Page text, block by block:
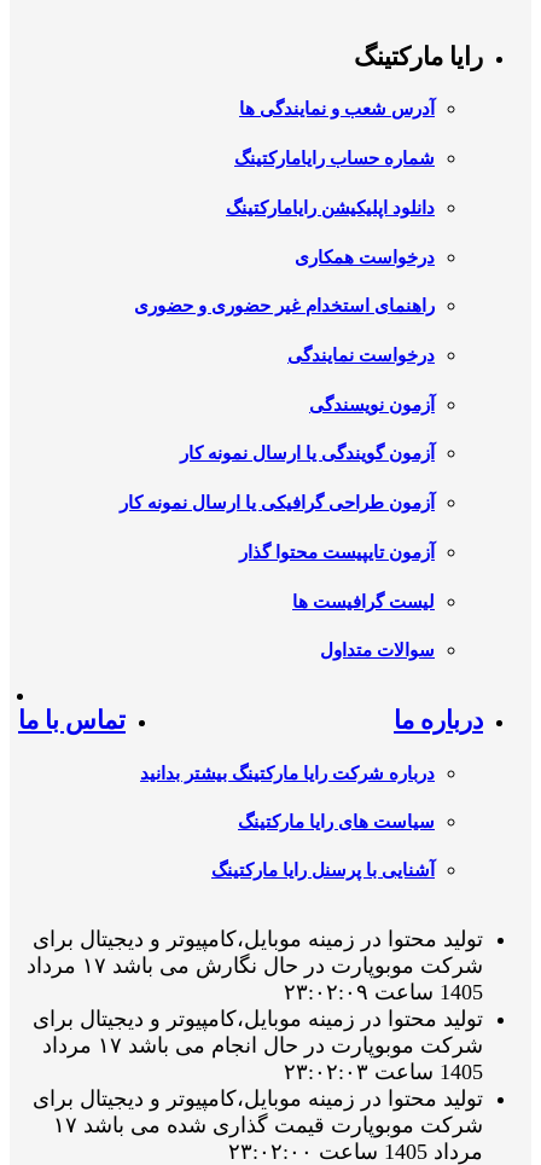
رایا مارکتینگ
آدرس شعب و نمایندگی ها
شماره حساب رایامارکتینگ
دانلود اپلیکیشن رایامارکتینگ
درخواست همکاری
راهنمای استخدام غیر حضوری و حضوری
درخواست نمایندگی
آزمون نویسندگی
آزمون گویندگی یا ارسال نمونه کار
آزمون طراحی گرافیکی یا ارسال نمونه کار
آزمون تایپیست محتوا گذار
لیست گرافیست ها
سوالات متداول
درباره ما
درباره شرکت رایا مارکتینگ بیشتر بدانید
سیاست های رایا مارکتینگ
آشنایی با پرسنل رایا مارکتینگ
تماس با ما
تولید محتوا در زمینه موبایل،کامپیوتر و دیجیتال برای
شرکت موبوپارت در حال نگارش می باشد ۱۷ مرداد
1405 ساعت ۲۳:۰۲:۰۹
تولید محتوا در زمینه موبایل،کامپیوتر و دیجیتال برای
شرکت موبوپارت در حال انجام می باشد ۱۷ مرداد
1405 ساعت ۲۳:۰۲:۰۳
تولید محتوا در زمینه موبایل،کامپیوتر و دیجیتال برای
شرکت موبوپارت قیمت گذاری شده می باشد ۱۷
مرداد 1405 ساعت ۲۳:۰۲:۰۰